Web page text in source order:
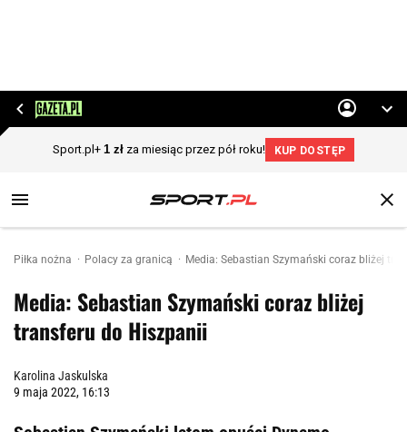
Piłka nożna Polacy za granicą Media: Sebastian Szymański coraz bliżej
Media: Sebastian Szymański coraz bliżej
transferu do Hiszpanii
Karolina Jaskulska
9 maja 2022, 16:13